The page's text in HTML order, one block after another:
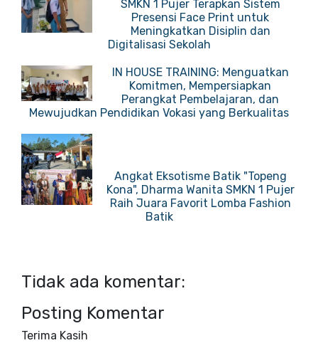
SMKN 1 Pujer Terapkan Sistem
Presensi Face Print untuk
Meningkatkan Disiplin dan
Digitalisasi Sekolah
IN HOUSE TRAINING: Menguatkan
Komitmen, Mempersiapkan
Perangkat Pembelajaran, dan
Mewujudkan Pendidikan Vokasi yang Berkualitas
Angkat Eksotisme Batik "Topeng
Kona", Dharma Wanita SMKN 1 Pujer
Raih Juara Favorit Lomba Fashion
Batik
Tidak ada komentar:
Posting Komentar
Terima Kasih